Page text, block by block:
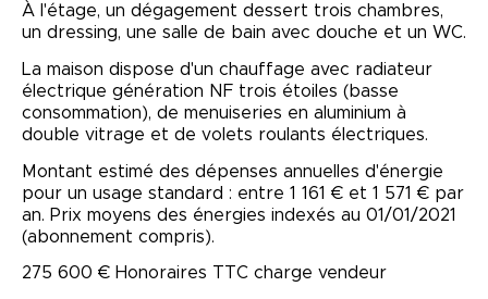
À l'étage, un dégagement dessert trois chambres,
un dressing, une salle de bain avec douche et un WC.
La maison dispose d'un chauffage avec radiateur
électrique génération NF trois étoiles (basse
consommation), de menuiseries en aluminium à
double vitrage et de volets roulants électriques.
Montant estimé des dépenses annuelles d'énergie
pour un usage standard : entre 1 161 € et 1 571 € par
an. Prix moyens des énergies indexés au 01/01/2021
(abonnement compris).
275 600 € Honoraires TTC charge vendeur